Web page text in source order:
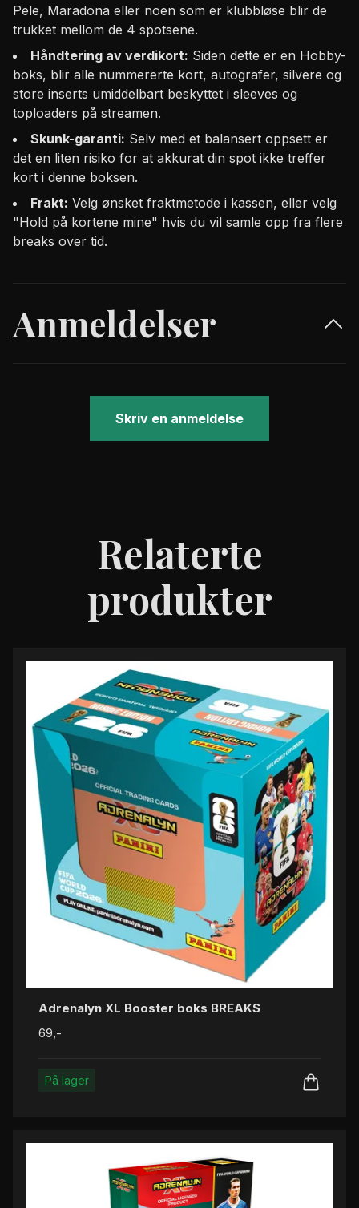
Pele, Maradona eller noen som er klubbløse blir de
trukket mellom de 4 spotsene.
Håndtering av verdikort: Siden dette er en Hobby-
boks, blir alle nummererte kort, autografer, silvere og
store inserts umiddelbart beskyttet i sleeves og
toploaders på streamen.
Skunk-garanti: Selv med et balansert oppsett er
det en liten risiko for at akkurat din spot ikke treffer
kort i denne boksen.
Frakt: Velg ønsket fraktmetode i kassen, eller velg
"Hold på kortene mine" hvis du vil samle opp fra flere
breaks over tid.
Anmeldelser
Skriv en anmeldelse
Relaterte
produkter
Adrenalyn XL Booster boks BREAKS
69,-
På lager